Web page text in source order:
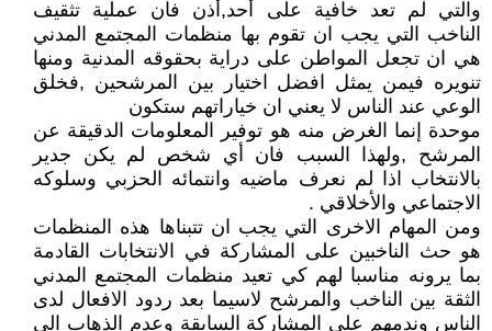
والتي لم تعد خافية على أحد,أذن فان عملية تثقيف
الناخب التي يجب ان تقوم بها منظمات المجتمع المدني
هي ان تجعل المواطن على دراية بحقوقه المدنية ومنها
تنويره فيمن يمثل افضل اختيار بين المرشحين ,فخلق
الوعي عند الناس لا يعني ان خياراتهم ستكون
موحدة إنما الغرض منه هو توفير المعلومات الدقيقة عن
المرشح ,ولهذا السبب فان أي شخص لم يكن جدير
بالانتخاب اذا لم نعرف ماضيه وانتمائه الحزبي وسلوكه
الاجتماعي والأخلاقي .
ومن المهام الاخرى التي يجب ان تتبناها هذه المنظمات
هو حث الناخبين على المشاركة في الانتخابات القادمة
بما يرونه مناسبا لهم كي تعيد منظمات المجتمع المدني
الثقة بين الناخب والمرشح لاسيما بعد ردود الافعال لدى
الناس وندمهم على المشاركة السابقة وعدم الذهاب الى